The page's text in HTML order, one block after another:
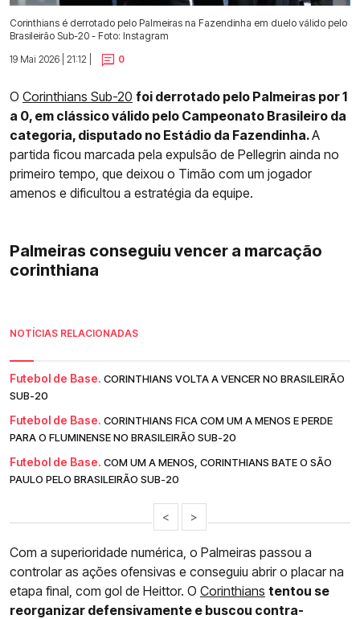
Corinthians é derrotado pelo Palmeiras na Fazendinha em duelo válido pelo
Brasileirão Sub-20 - Foto: Instagram
19 Mai 2026 | 21:12 |
0
O Corinthians Sub-20 foi derrotado pelo Palmeiras por 1
a 0, em clássico válido pelo Campeonato Brasileiro da
categoria, disputado no Estádio da Fazendinha.A
partida ficou marcada pela expulsão de Pellegrin ainda no
primeiro tempo, que deixou o Timão com um jogador
amenos e dificultou a estratégia da equipe.
Palmeiras conseguiu vencer a marcação
corinthiana
NOTÍCIAS RELACIONADAS
Futebol de Base. CORINTHIANS VOLTA A VENCER NO BRASILEIRÃO
SUB-20
Futebol de Base. CORINTHIANS FICA COM UM A MENOS E PERDE
PARA O FLUMINENSE NO BRASILEIRÃO SUB-20
Futebol de Base. COM UM A MENOS, CORINTHIANS BATE O SÃO
PAULO PELO BRASILEIRÃO SUB-20
< >
Com a superioridade numérica, o Palmeiras passou a
controlar as ações ofensivas e conseguiu abrir o placar na
etapa final, com gol de Heittor. O Corinthians tentou se
reorganizar defensivamente e buscou contra-